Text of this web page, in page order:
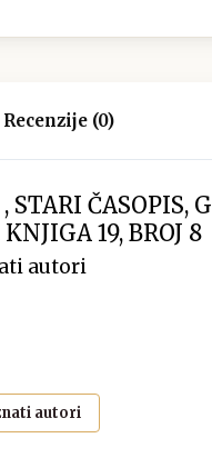
Recenzije (0)
STARI ČASOPIS,
KNJIGA 19, BROJ 8
autori
autori